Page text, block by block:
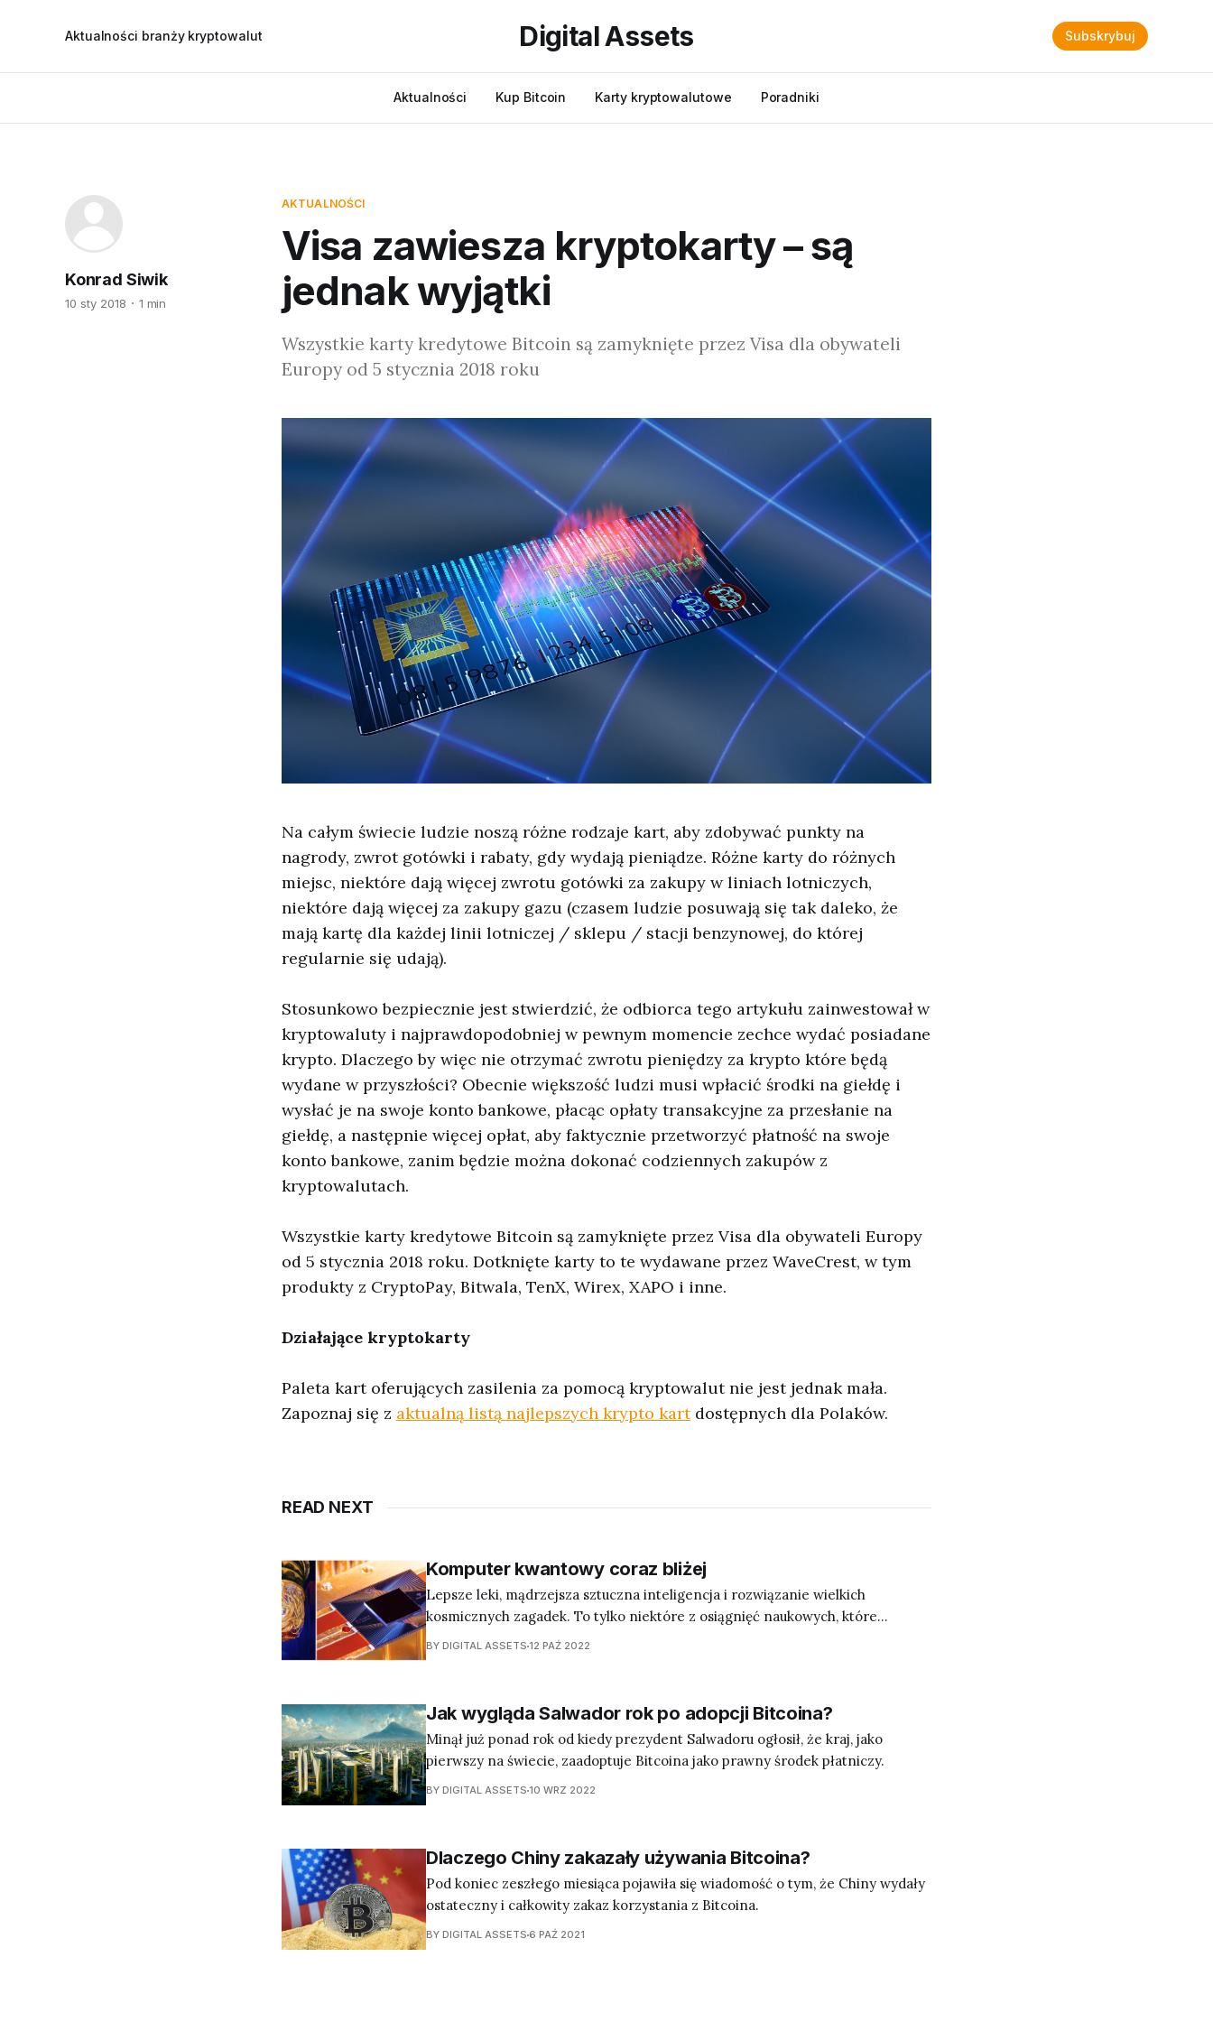
Aktualności branży kryptowalut Digital Assets
Aktualności Kup Bitcoin Karty kryptowalutowe Poradniki
Subskrybuj
AKTUALNOŚCI
Visa zawiesza kryptokarty – są
jednak wyjątki
Konrad Siwik
10 sty 2018 1 min
Wszystkie karty kredytowe Bitcoin są zamyknięte przez Visa dla obywateli
Europy od 5 stycznia 2018 roku
Na całym świecie ludzie noszą różne rodzaje kart, aby zdobywać punkty na
nagrody, zwrot gotówki i rabaty, gdy wydają pieniądze. Różne karty do różnych
miejsc, niektóre dają więcej zwrotu gotówki za zakupy w liniach lotniczych,
niektóre dają więcej za zakupy gazu (czasem ludzie posuwają się tak daleko, że
mają kartę dla każdej linii lotniczej / sklepu / stacji benzynowej, do której
regularnie się udają).
Stosunkowo bezpiecznie jest stwierdzić, że odbiorca tego artykułu zainwestował w
kryptowaluty i najprawdopodobniej w pewnym momencie zechce wydać posiadane
krypto. Dlaczego by więc nie otrzymać zwrotu pieniędzy za krypto które będą
wydane w przyszłości? Obecnie większość ludzi musi wpłacić środki na giełdę i
wysłać je na swoje konto bankowe, płacąc opłaty transakcyjne za przesłanie na
giełdę, a następnie więcej opłat, aby faktycznie przetworzyć płatność na swoje
konto bankowe, zanim będzie można dokonać codziennych zakupów z
kryptowalutach.
Wszystkie karty kredytowe Bitcoin są zamyknięte przez Visa dla obywateli Europy
od 5 stycznia 2018 roku. Dotknięte karty to te wydawane przez WaveCrest, w tym
produkty z CryptoPay, Bitwala, TenX, Wirex, XAPO i inne.
Działające kryptokarty
Paleta kart oferujących zasilenia za pomocą kryptowalut nie jest jednak mała.
Zapoznaj się z aktualną listą najlepszych krypto kartdostępnych dla Polaków.
READ NEXT
Komputer kwantowy coraz bliżej
Lepsze leki, mądrzejsza sztuczna inteligencja i rozwiązanie wielkich
kosmicznych zagadek. To tylko niektóre z osiągnięć naukowych, które
komputer kwantowy może przynieść w przyszłości.
BY DIGITAL ASSETS 12 PAŹ 2022
Jak wygląda Salwador rok po adopcji Bitcoina?
Minął już ponad rok od kiedy prezydent Salwadoru ogłosił, że kraj, jako
pierwszy na świecie, zaadoptuje Bitcoina jako prawny środek płatniczy.
BY DIGITAL ASSETS 10 WRZ 2022
Dlaczego Chiny zakazały używania Bitcoina?
Pod koniec zeszłego miesiąca pojawiła się wiadomość o tym, że Chiny wydały
ostateczny i całkowity zakaz korzystania z Bitcoina.
BY DIGITAL ASSETS 6 PAŹ 2021